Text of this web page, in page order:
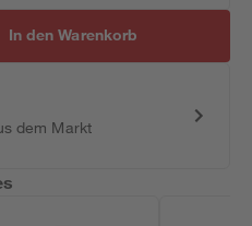
In den Warenkorb
dem Markt